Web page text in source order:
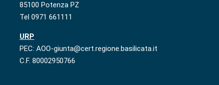
85100 Potenza PZ
Tel 0971 661111
URP
PEC: AOO-giunta@cert.regione.basilicata.it
C.F. 80002950766